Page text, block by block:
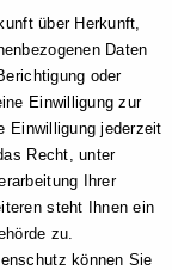
über Herkunft,
Daten
oder
Einwilligung zur
Einwilligung jederzeit
Recht, unter
Ihrer
steht Ihnen ein
zu.
können Sie